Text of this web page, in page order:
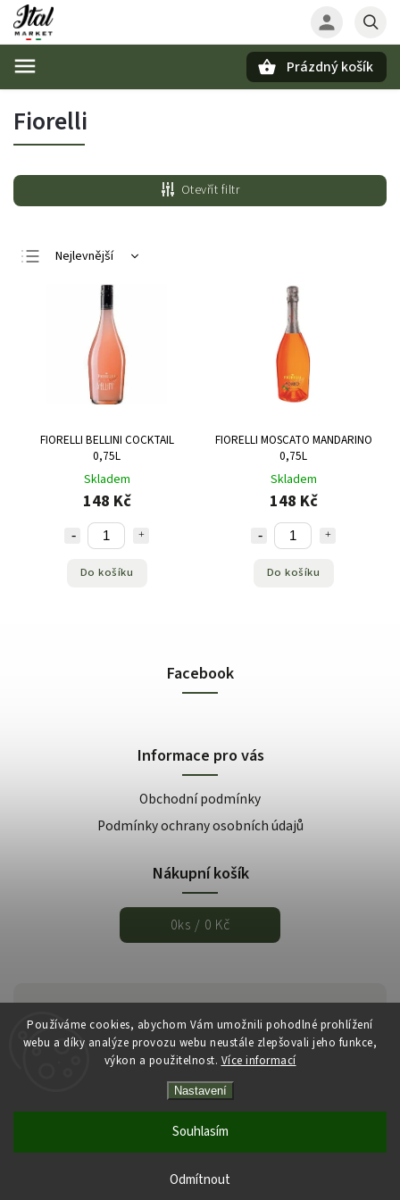
Používáme cookies, abychom Vám umožnili pohodlné prohlížení
webu a díky analýze provozu webu neustále zlepšovali jeho funkce,
výkon a použitelnost. Více informací
Nastavení
Odmítnout
Souhlasím
Prázdný košík
Fiorelli
Otevřít filtr
Nejlevnější
Nejdražší
Nejprodávanější
Abecedně
FIORELLI BELLINI COCKTAIL
0,75L
Skladem
148 Kč
Do košíku
FIORELLI MOSCATO MANDARINO
0,75L
Skladem
148 Kč
Do košíku
Facebook
Informace pro vás
Obchodní podmínky
Podmínky ochrany osobních údajů
Nákupní košík
0ks / 0 Kč
Italmarket.cz
VytvořilShoptet | Design